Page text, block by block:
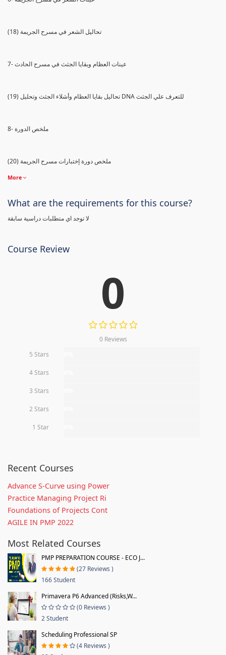
(18) تحاليل الشعر في مسرح الجريمة
7- عينات العظام وبقايا الجثث في مسرح الحادث
(19) تحاليل بقايا العظام وأشلاء الجثث وتحليل DNA للتعرف علي الجثث
8- ملخص الدورة
(20) ملخص دورة إختبارات مسرح الجريمة
More
What are the requirements for this course?
لا توجد اي متطلبات دراسية سابقة
Course Review
0
0 Reviews
5 Stars
4 Stars
3 Stars
2 Stars
1 Star
Recent Courses
Advance S-Curve using Power
Practice Managing Project Ri
Foundations of Projects Cont
AGILE IN PMP 2022
Most Related Courses
PMP PREPARATION COURSE - ECO J...
(27 Reviews )
166 Student
Primavera P6 Advanced (Risks,W...
(0 Reviews )
2 Student
Scheduling Professional SP
(4 Reviews )